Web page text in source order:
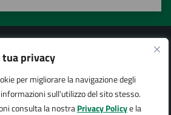
privacy
per migliorare la navigazione degli
sull'utilizzo del sito stesso.
consulta la nostraPrivacy Policye la
5 stelle su 5
su 5
su 5
5